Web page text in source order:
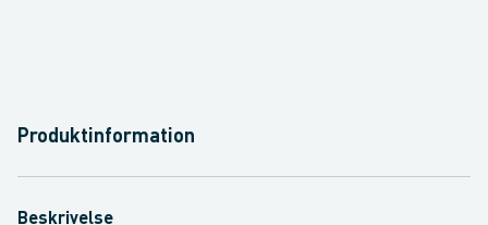
Produktinformation
Beskrivelse